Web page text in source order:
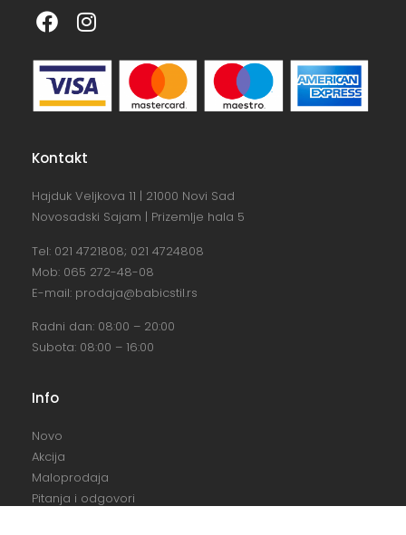
Kontakt
Hajduk Veljkova 11 | 21000 Novi Sad
Novosadski Sajam | Prizemlje hala 5
Tel: 021 4721808; 021 4724808
Mob: 065 272-48-08
E-mail: prodaja@babicstil.rs
Radni dan: 08:00 – 20:00
Subota: 08:00 – 16:00
Info
Novo
Akcija
Maloprodaja
Pitanja i odgovori